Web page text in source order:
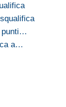
punti…
a…